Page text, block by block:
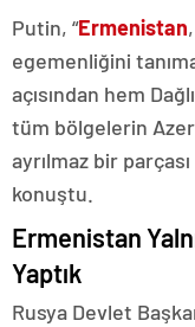
Putin, “Ermenistan
egemenliğini
açısından hem
tüm bölgelerin
ayrılmaz bir
konuştu.
Ermenistan
Yaptık
Rusya Devlet